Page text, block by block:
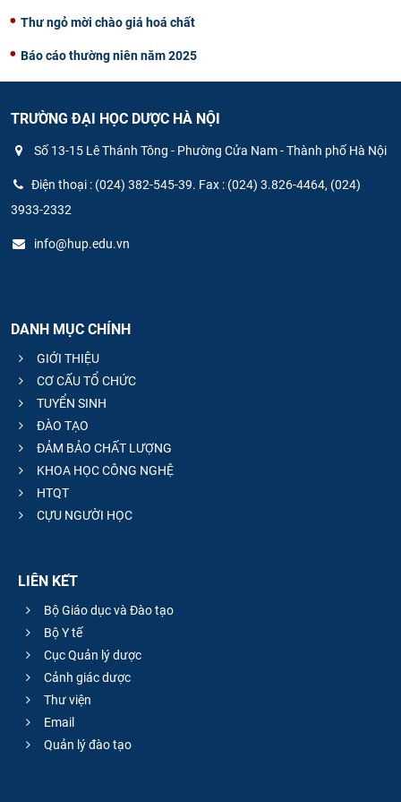
Thư ngỏ mời chào giá hoá chất
Báo cáo thường niên năm 2025
TRƯỜNG ĐẠI HỌC DƯỢC HÀ NỘI
Số 13-15 Lê Thánh Tông - Phường Cửa Nam - Thành phố Hà Nội
Điện thoại : (024) 382-545-39. Fax : (024) 3.826-4464, (024)
3933-2332
info@hup.edu.vn
DANH MỤC CHÍNH
GIỚI THIỆU
CƠ CẤU TỔ CHỨC
TUYỂN SINH
ĐÀO TẠO
ĐẢM BẢO CHẤT LƯỢNG
KHOA HỌC CÔNG NGHỆ
HTQT
CỰU NGƯỜI HỌC
LIÊN KẾT
Bộ Giáo dục và Đào tạo
Bộ Y tế
Cục Quản lý dược
Cảnh giác dược
Thư viện
Email
Quản lý đào tạo